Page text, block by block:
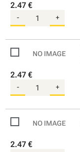
2.47 €
- +
2.47 €
- +
2.47 €